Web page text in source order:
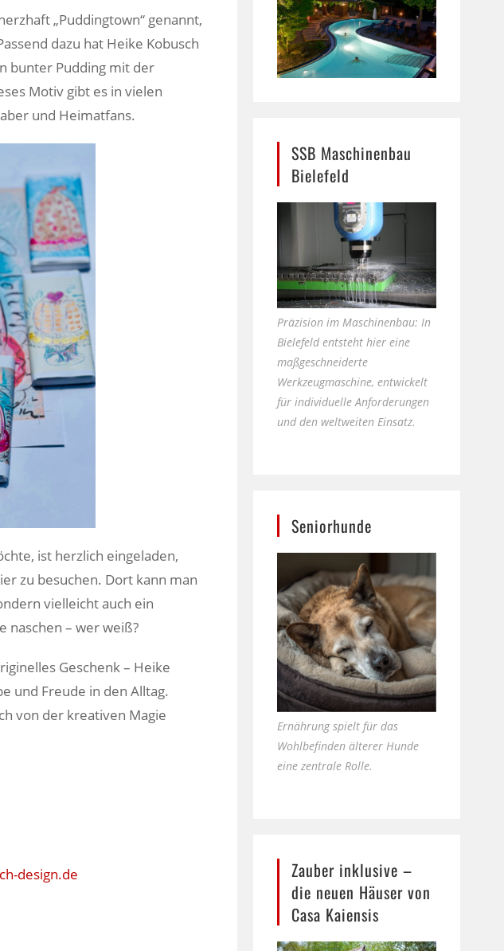
„Puddingtown“ genannt,
dazu hat Heike Kobusch
bunter Pudding mit der
Motiv gibt es in vielen
und Heimatfans.
ist herzlich eingeladen,
zu besuchen. Dort kann man
vielleicht auch ein
naschen – wer weiß?
Geschenk – Heike
und Freude in den Alltag.
von der kreativen Magie
design.de
SSB Maschinenbau
Bielefeld
Präzision im Maschinenbau: In
Bielefeld entsteht hier eine
maßgeschneiderte
Werkzeugmaschine, entwickelt
für individuelle Anforderungen
und den weltweiten Einsatz.
Seniorhunde
Ernährung spielt für das
Wohlbefinden älterer Hunde
eine zentrale Rolle.
Zauber inklusive –
die neuen Häuser von
Casa Kaiensis